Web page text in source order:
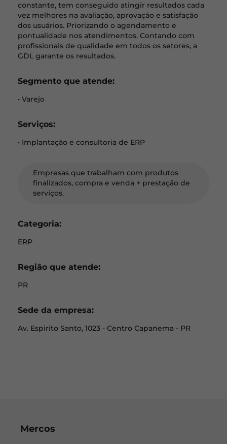
constante, tem conseguido atingir resultados cada
vez melhores na avaliação, aprovação e satisfação
dos usuários. Priorizando o agendamento e
pontualidade nos atendimentos. Contando com
profissionais de qualidade em todos os setores, a
GDL garante os resultados.
Segmento que atende:
• Varejo
Serviços:
• Implantação e consultoria de ERP
Empresas que trabalham com produtos
finalizados, compra e venda + prestação de
serviços.
Categoria:
ERP
Região que atende:
PR
Sede da empresa:
Av. Espirito Santo, 1023 - Centro Capanema - PR
Mercos